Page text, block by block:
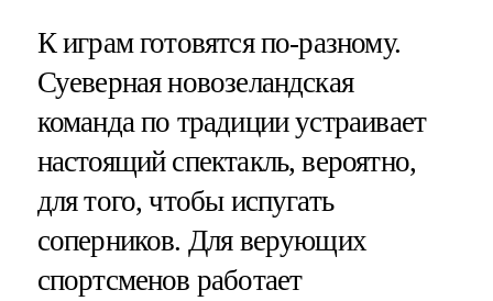
К играм готовятся по-разному.
Суеверная новозеландская
команда по традиции устраивает
настоящий спектакль, вероятно,
для того, чтобы испугать
соперников. Для верующих
спортсменов работает